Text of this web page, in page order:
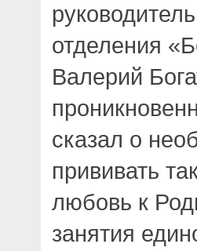
отделения
Валерий
сказал о
прививать
любовь к
занятия